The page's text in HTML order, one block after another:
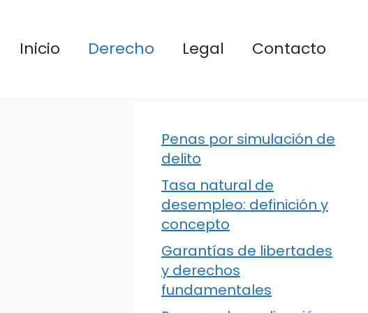
Inicio Derecho Legal Contacto
Penas por simulación de
delito
Tasa natural de
desempleo: definición y
concepto
Garantías de libertades
y derechos
fundamentales